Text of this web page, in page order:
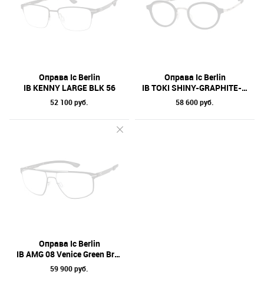
Оправа Ic Berlin
IB KENNY LARGE BLK 56
52 100 руб.
Оправа Ic Berlin
IB TOKI SHINY-GRAPHITE-BLK-ROUGH/FLEX 46
58 600 руб.
Оправа Ic Berlin
IB AMG 08 Venice Green Bridge-Black 56
59 900 руб.